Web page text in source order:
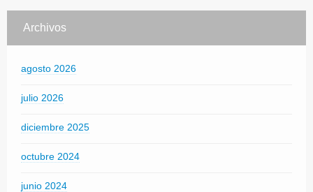
Archivos
agosto 2026
julio 2026
diciembre 2025
octubre 2024
junio 2024